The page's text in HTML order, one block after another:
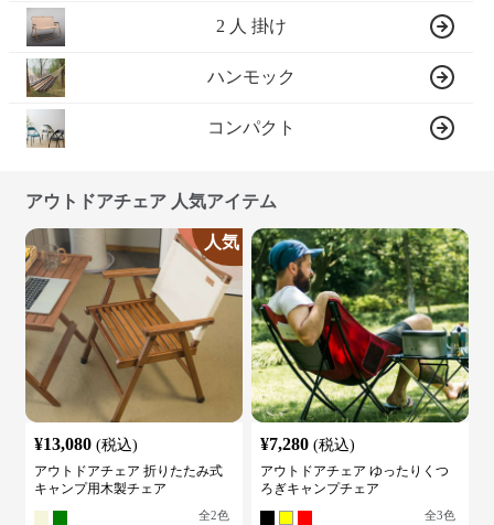
2 人 掛け
ハンモック
コンパクト
アウトドアチェア 人気アイテム
人気
¥13,080 (税込)
アウトドアチェア 折りたたみ式
キャンプ用木製チェア
全2色
¥7,280 (税込)
アウトドアチェア ゆったりくつ
ろぎキャンプチェア
全3色